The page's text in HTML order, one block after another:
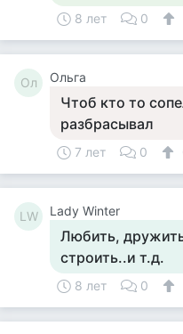
8 лет 0
Ол Ольга
Чтоб кто то
разбрасывал
7 лет 0
LW Lady Winter
Любить,
строить..и т.д.
8 лет 0